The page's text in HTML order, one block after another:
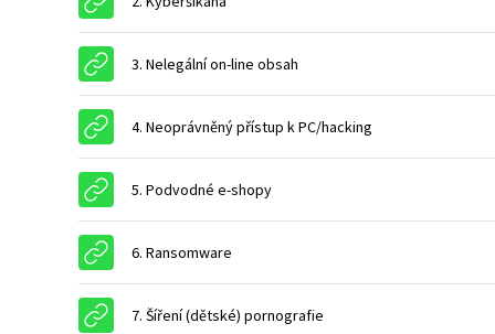
3. Nelegální on-line obsah
4. Neoprávněný přístup k PC/hacking
5. Podvodné e-shopyURL
6. Ransomware
7. Šíření (dětské) pornografie